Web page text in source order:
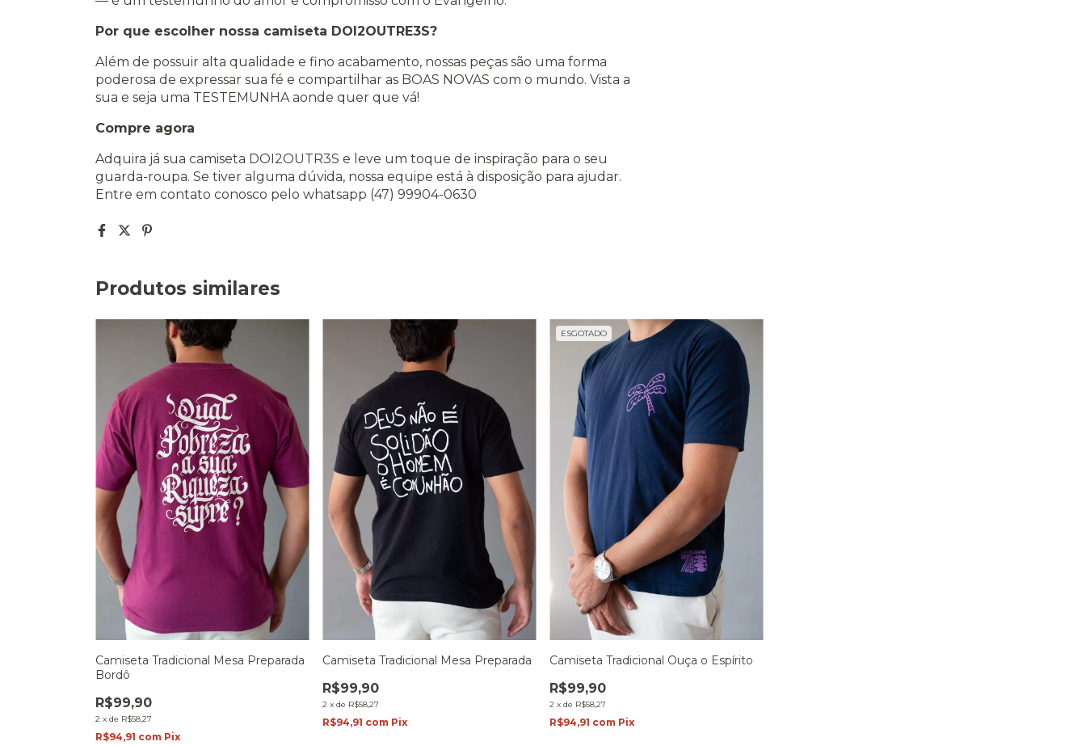
Por que escolher nossa camiseta DOI2OUTRE3S?
Além de possuir alta qualidade e fino acabamento, nossas peças são uma forma
poderosa de expressar sua fé e compartilhar as BOAS NOVAS com o mundo. Vista a
sua e seja uma TESTEMUNHA aonde quer que vá!
Compre agora
Adquira já sua camiseta DOI2OUTR3S e leve um toque de inspiração para o seu
guarda-roupa. Se tiver alguma dúvida, nossa equipe está à disposição para ajudar.
Entre em contato conosco pelo whatsapp (47) 99904-0630
Produtos similares
Camiseta Tradicional Mesa Preparada
Bordô
R$99,90
2 x de R$58,27
R$94,91 com Pix
Camiseta Tradicional Mesa Preparada
R$99,90
2 x de R$58,27
R$94,91 com Pix
ESGOTADO
Camiseta Tradicional Ouça o Espírito
R$99,90
2 x de R$58,27
R$94,91 com Pix